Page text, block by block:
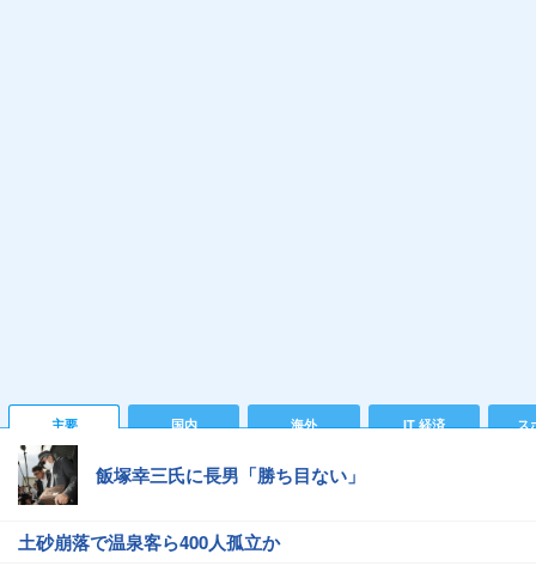
主要 国内 海外 IT 経済 ス
飯塚幸三氏に長男「勝ち目ない」
土砂崩落で温泉客ら400人孤立か